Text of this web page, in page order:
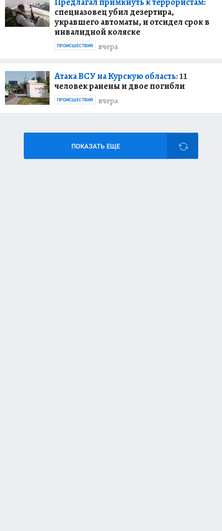
спецназовец убил дезертира,
укравшего автоматы, и отсидел срок в
инвалидной коляске
вчера
ПРОИСШЕСТВИЯ
Атака ВСУ на Курскую область:11
человек ранены и двое погибли
вчера
ПРОИСШЕСТВИЯ
ПОКАЗАТЬ ЕЩЕ